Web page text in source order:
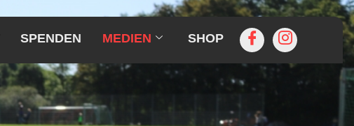
SPENDEN MEDIEN SHOP